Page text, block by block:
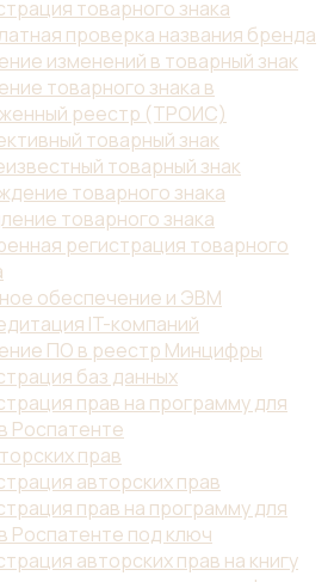
товарного знака
проверка названия бренда
изменений в товарный знак
товарного знака в
реестр (ТРОИС)
товарный знак
товарный знак
товарного знака
товарного знака
регистрация товарного
обеспечение и ЭВМ
IT-компаний
ПО в реестр Минцифры
баз данных
прав на программу для
Роспатенте
прав
авторских прав
прав на программу для
Роспатенте под ключ
авторских прав на книгу